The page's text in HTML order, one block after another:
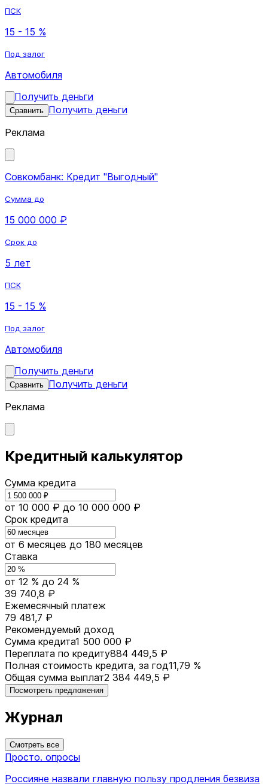
ПСК
15 - 15 %
Под залог
Автомобиля
Получить деньги
Сравнить Получить деньги
Реклама
Совкомбанк: Кредит "Выгодный"
Сумма до
15 000 000 ₽
Срок до
5 лет
ПСК
15 - 15 %
Под залог
Автомобиля
Получить деньги
Сравнить Получить деньги
Реклама
Кредитный калькулятор
Сумма кредита
от 10 000 ₽ до 10 000 000 ₽
Срок кредита
от 6 месяцев до 180 месяцев
Ставка
от 12 % до 24 %
39 740,8 ₽
Ежемесячный платеж
79 481,7 ₽
Рекомендуемый доход
Сумма кредита1 500 000 ₽
Переплата по кредиту884 449,5 ₽
Полная стоимость кредита, за год11,79 %
Общая сумма выплат2 384 449,5 ₽
Посмотреть предложения
Журнал
Смотреть все
Просто. опросы
Россияне назвали главную пользу продления безвиза